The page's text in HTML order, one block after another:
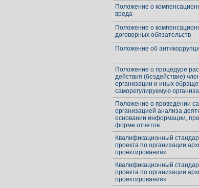
Положение о
вреда
Положение о
договорных обязательств
Положение об
Положение о процедуре
действия (бездействие)
организации и иных
саморегулируемую
Положение о проведении
организацией анализа
основании информации,
форме отчетов
Квалификационный
проекта по организации
проектирования»
Квалификационный
проекта по организации
проектирования»